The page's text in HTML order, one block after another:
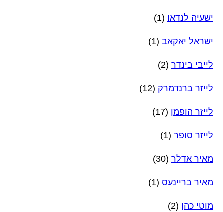
ישעיה לנדאו (1)
ישראל יאקאב (1)
לייבי בינדר (2)
לייזר ברנדמרק (12)
לייזר הופמן (17)
לייזר סופר (1)
מאיר אדלר (30)
מאיר בריינעס (1)
מוטי כהן (2)